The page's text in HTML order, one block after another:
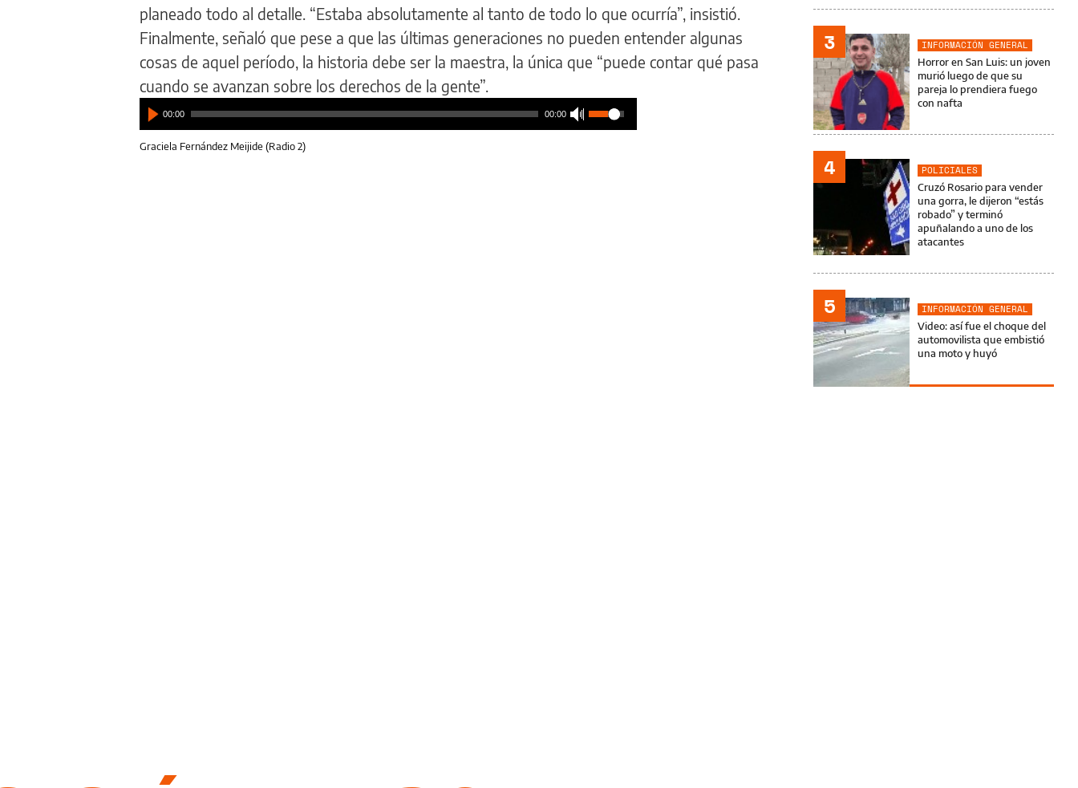
planeado todo al detalle. “Estaba absolutamente al tanto de todo lo que ocurría”, insistió.
Finalmente, señaló que pese a que las últimas generaciones no pueden entender algunas
cosas de aquel período, la historia debe ser la maestra, la única que “puede contar qué pasa
cuando se avanzan sobre los derechos de la gente”.
00:00 00:00
Graciela Fernández Meijide (Radio 2)
3
INFORMACIÓN GENERAL
Horror en San Luis: un joven
murió luego de que su
pareja lo prendiera fuego
con nafta
4
POLICIALES
Cruzó Rosario para vender
una gorra, le dijeron “estás
robado” y terminó
apuñalando a uno de los
atacantes
5
INFORMACIÓN GENERAL
Video: así fue el choque del
automovilista que embistió
una moto y huyó